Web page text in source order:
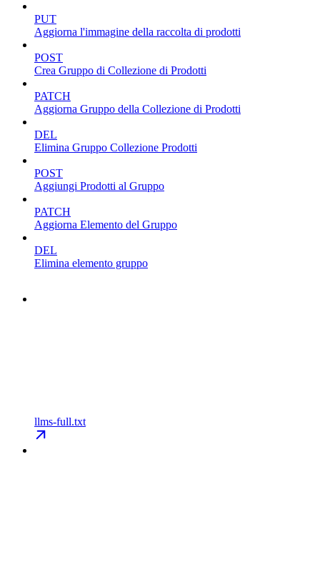
PUT
Aggiorna l'immagine della raccolta di prodotti
POST
Crea Gruppo di Collezione di Prodotti
PATCH
Aggiorna Gruppo della Collezione di Prodotti
DEL
Elimina Gruppo Collezione Prodotti
POST
Aggiungi Prodotti al Gruppo
PATCH
Aggiorna Elemento del Gruppo
DEL
Elimina elemento gruppo
llms-full.txt